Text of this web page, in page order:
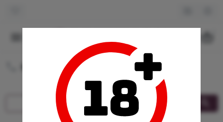
8 (980) 222-88-55
Круглосуточная доставка